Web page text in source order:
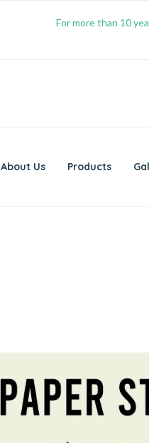
For more than 10
About Us Products